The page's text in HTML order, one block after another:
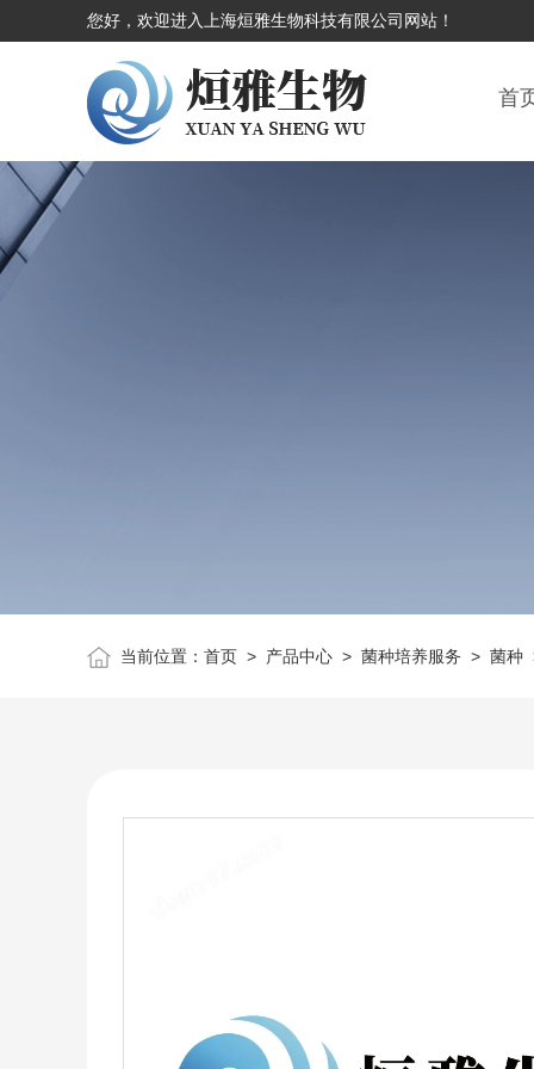
您好，欢迎进入上海烜雅生物科技有限公司网站！
首
当前位置： 首页> 产品中心> 菌种培养服务 > 菌种